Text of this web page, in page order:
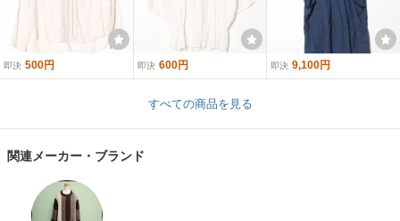
即決 500円 即決 600円 即決 9,100円
すべての商品を見る
関連メーカー・ブランド